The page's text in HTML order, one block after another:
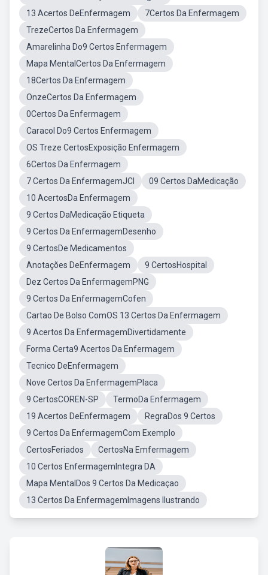
13 Acertos DeEnfermagem
7Certos Da Enfermagem
TrezeCertos Da Enfermagem
Amarelinha Do9 Certos Enfermagem
Mapa MentalCertos Da Enfermagem
18Certos Da Enfermagem
OnzeCertos Da Enfermagem
0Certos Da Enfermagem
Caracol Do9 Certos Enfermagem
OS Treze CertosExposição Enfermagem
6Certos Da Enfermagem
7 Certos Da EnfermagemJCI
09 Certos DaMedicação
10 AcertosDa Enfermagem
9 Certos DaMedicação Etiqueta
9 Certos Da EnfermagemDesenho
9 CertosDe Medicamentos
Anotações DeEnfermagem
9 CertosHospital
Dez Certos Da EnfermagemPNG
9 Certos Da EnfermagemCofen
Cartao De Bolso ComOS 13 Certos Da Enfermagem
9 Acertos Da EnfermagemDivertidamente
Forma Certa9 Acertos Da Enfermagem
Tecnico DeEnfermagem
Nove Certos Da EnfermagemPlaca
9 CertosCOREN-SP
TermoDa Enfermagem
19 Acertos DeEnfermagem
RegraDos 9 Certos
9 Certos Da EnfermagemCom Exemplo
CertosFeriados
CertosNa Emfermagem
10 Certos EnfermagemIntegra DA
Mapa MentalDos 9 Certos Da Medicaçao
13 Certos Da EnfermagemImagens Ilustrando